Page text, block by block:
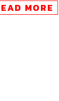
อย่างเป็นทางก
อ่ยถึงโรตีมะตะ
MORE